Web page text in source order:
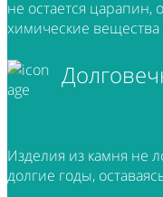
не остается царапин,
химические
Изделия из камня не
долгие годы,